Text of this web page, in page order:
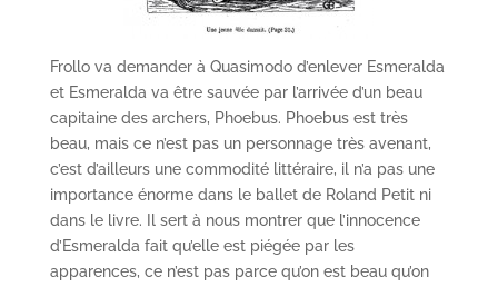
Frollo va demander à Quasimodo d’enlever Esmeralda
et Esmeralda va être sauvée par l’arrivée d’un beau
capitaine des archers, Phoebus. Phoebus est très
beau, mais ce n’est pas un personnage très avenant,
c’est d’ailleurs une commodité littéraire, il n’a pas une
importance énorme dans le ballet de Roland Petit ni
dans le livre. Il sert à nous montrer que l’innocence
d’Esmeralda fait qu’elle est piégée par les
apparences, ce n’est pas parce qu’on est beau qu’on